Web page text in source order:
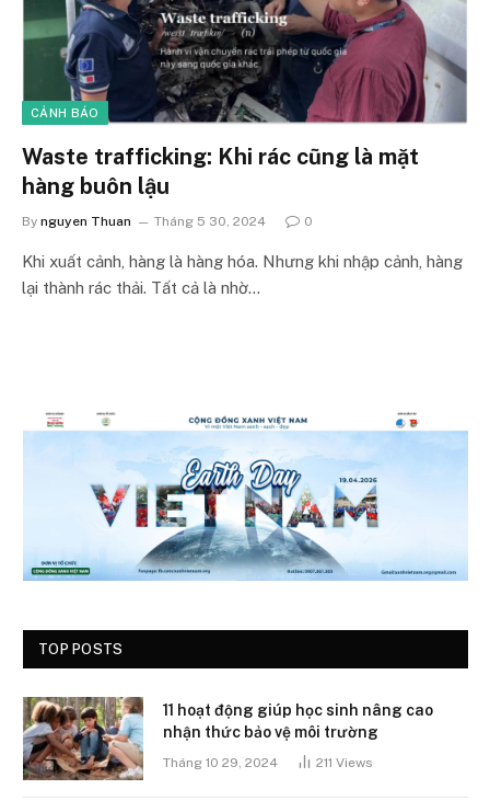
CẢNH BÁO
Waste trafficking: Khi rác cũng là mặt
hàng buôn lậu
By nguyen Thuan Tháng 5 30, 2024 0
Khi xuất cảnh, hàng là hàng hóa. Nhưng khi nhập cảnh, hàng
lại thành rác thải. Tất cả là nhờ…
TOP POSTS
11 hoạt động giúp học sinh nâng cao
nhận thức bảo vệ môi trường
Tháng 10 29, 2024 211 Views